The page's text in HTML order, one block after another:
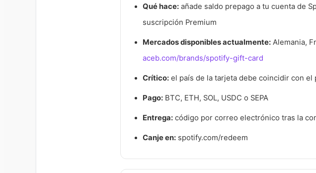
Qué hace: añade saldo prepago a tu cuenta de
suscripción Premium
Mercados disponibles actualmente: Alemania,
aceb.com/brands/spotify-gift-card
Crítico: el país de la tarjeta debe coincidir con el
Pago: BTC, ETH, SOL, USDC o SEPA
Entrega: código por correo electrónico tras la
Canje en: spotify.com/redeem